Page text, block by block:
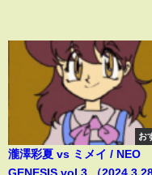
お
瀧澤彩夏 vs ミメイ / NEO